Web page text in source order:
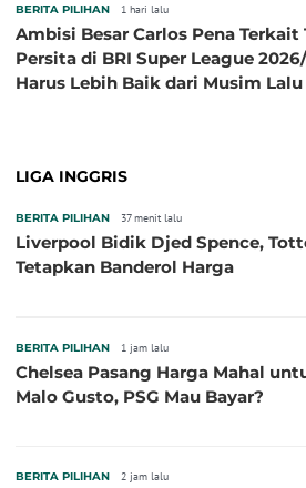
BERITA PILIHAN 1 hari lalu
Ambisi Besar Carlos Pena Terkait
Persita di BRI Super League
Harus Lebih Baik dari Musim Lalu
LIGA INGGRIS
BERITA PILIHAN 37 menit lalu
Liverpool Bidik Djed Spence,
Tetapkan Banderol Harga
BERITA PILIHAN 1 jam lalu
Chelsea Pasang Harga Mahal
Malo Gusto, PSG Mau Bayar?
BERITA PILIHAN 2 jam lalu